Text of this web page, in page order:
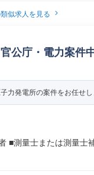
似求人を見る
公庁・電力案件
力発電所の案件をお任せ
■測量士または測量士補